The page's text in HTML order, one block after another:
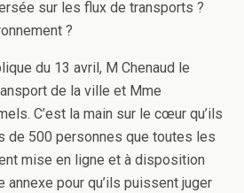
sur les flux de transports ?
?
du 13 avril, M Chenaud le
de la ville et Mme
C’est la main sur le cœur qu’ils
de 500 personnes que toutes les
mise en ligne et à disposition
annexe pour qu’ils puissent juger